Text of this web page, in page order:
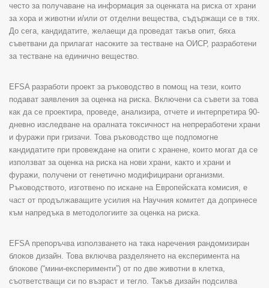
често за получаване на информация за оценката на риска от храни
за хора и животни и/или от отделни вещества, съдържащи се в тях
До сега, кандидатите, желаещи да проведат такъв опит, бяха
съветвани да прилагат насоките за тестване на ОИСР, разработени
за тестване на единично вещество
EFSA разработи проект за ръководство в помощ на тези, които
подават заявления за оценка на риска. Включени са съвети за това
как да се проектира, проведе, анализира, отчете и интерпретира 90-
дневно изследване на оралната токсичност на непреработени храни
и фуражи при гризачи. Това ръководство ще подпомогне
кандидатите при провеждане на опити с хранене, които могат да се
използват за оценка на риска на нови храни, както и храни и
фуражи, получени от генетично модифицирани организми.
Ръководството, изготвено по искане на Европейската комисия, е
част от продължаващите усилия на Научния комитет да допринесе
към напредъка в методологиите за оценка на риска.
EFSA препоръчва използването на така наречения рандомизиран
блоков дизайн. Това включва разделянето на експеримента на
блокове (“мини-експерименти”) от по две животни в клетка,
съответстващи си по възраст и тегло. Такъв дизайн подсилва